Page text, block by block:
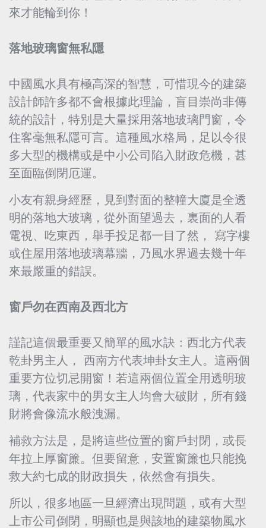
來才能輪到你！
落地玻璃窗無私隱
中國風水具有極高深的智慧，可惜現今的建築
設計師許多都不會根據此理論，盲目崇尚非傳
統的設計，特別是大量採用落地玻璃門窗，令
住客毫無私隱可言。這種風水格局，足以令很
多大型的機構或是中小公司陷入財政危機，甚
至面臨倒閉厄運。
小友有親身經歷，見到對面的整幢大廈是全透
明的落地大玻璃，從外面望過去，裏面的人看
電視、吃東西，舉手投足都一目了然， 寫字樓
或住屋用落地玻璃幕牆，乃風水界過去幾十年
來最嚴重的錯誤。
窗戶勿在西南及西北方
謹記這個最重要又簡單的風水訣：西北方代表
乾卦男主人， 西南方代表坤卦女主人。這兩個
重要方位切忌開窗！若這兩個位置全用透明玻
璃，代表家中的男女主人均會大破財，所有錢
財將會像流水般洩漏。
補救方法是，是將這些位置的窗戶封閉，或長
年拉上厚窗簾。但要留意，安置窗簾也只能挽
救大約七成的財政損失，依然會有損失。
所以，很多地區一旦經濟出現問題，或有大型
上市公司倒閉，明顯也是與該地的建築物風水